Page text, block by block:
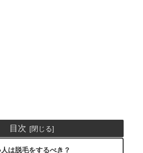
目次
は脱毛をするべき？